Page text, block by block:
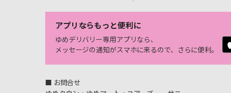
アプリならもっと便利に
ゆめデリバリー専用アプリなら、
メッセージの通知がスマホに来るので、さらに便利。
■ お問合せ